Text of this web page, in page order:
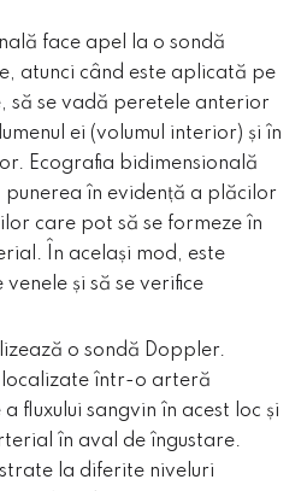
face apel la o sondă
atunci când este aplicată pe
să se vadă peretele anterior
ei (volumul interior) și în
Ecografia bidimensională
punerea în evidență a plăcilor
care pot să se formeze în
În același mod, este
și să se verifice
o sondă Doppler.
localizate într-o arteră
fluxului sangvin în acest loc și
în aval de îngustare.
la diferite niveluri
DE ANALIZĂ
permit să analizăm modul de
astfel să ne adaptăm
permanentă a
de analiză
FIȘIERELE COOKIE